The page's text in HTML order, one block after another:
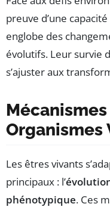
preuve d’une capacité
englobe des
évolutifs. Leur survie
s’ajuster aux
Organismes
Les êtres vivants
principaux : l’
phénotypique. Ces